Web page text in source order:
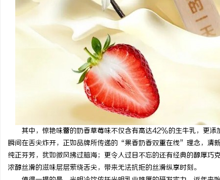
其中，惊艳味蕾的奶香草莓味不仅含有高达42%的生牛乳，更
瞬间在舌尖炸开，正如品牌所传递的“果香奶香双重在线”理念，清
纯正芬芳，犹如微风拂过脑海；更令人过目不忘的还有经典的醇厚
浓醇丝滑的滋味层层萦绕舌尖，带来无法抗拒的丝滑纵享时刻。